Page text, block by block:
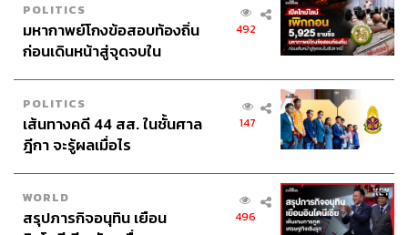
Credits
Show Creatorนครินทร์ วนกิจไพบูลย์
Head of The Secret Sauce
ปณชัย อารีเพิ่มพร
Content Creatorคเณศ นิพัทธ์ธีรนันท์
Video Editorวุฒิชัย ถิระบัญชาศักดิ์
Sound Designer & Engineerกฤตพล จียะเกียรติ
Sound Recording Engineer
ขจีพรรณ วิจิตรรัตน์
Assistantอสุมิ สุกี้คาวะ
POLITICS
มหากาพย์โกงข้อสอบท้องถิ่น
ก่อนเดินหน้าสู่จุดจบใน
492
POLITICS
เส้นทางคดี 44 สส. ในชั้นศาล
ฎีกา จะรู้ผลเมื่อไร
147
WORLD
สรุปภารกิจอนุทิน เยือน
496